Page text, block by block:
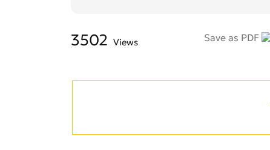
Save as PDF
3502 Views